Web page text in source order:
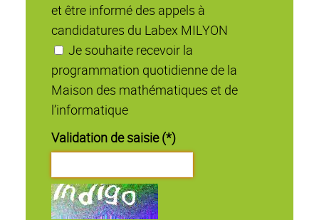
et être informé des appels à
candidatures du Labex MILYON
Je souhaite recevoir la
programmation quotidienne de la
Maison des mathématiques et de
l’informatique
Validation de saisie (*)